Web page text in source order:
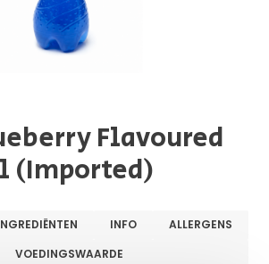
Flavoured
(Imported)
INFO
ALLERGENS
VOEDINGSWAARDE